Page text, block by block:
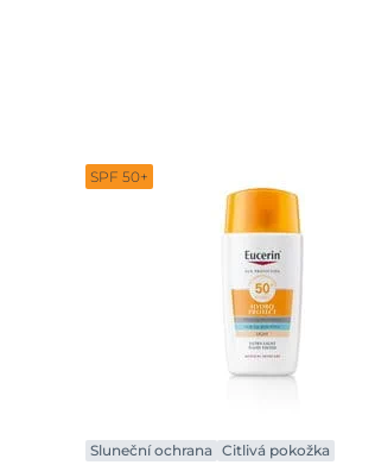
SPF 50+
Sluneční ochrana Citlivá pokožka